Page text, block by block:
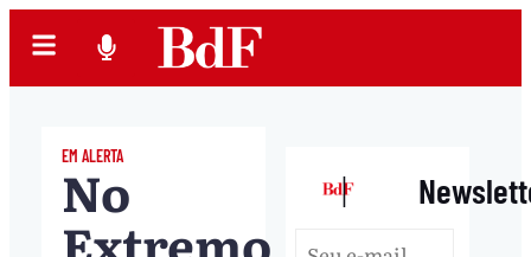
EM ALERTA
No
Extremo
|